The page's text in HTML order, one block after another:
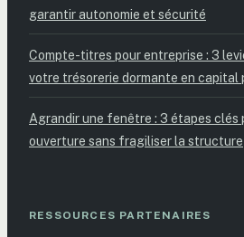
garantir autonomie et sécurité
Compte-titres pour entreprise : 3
votre trésorerie dormante en capital
Agrandir une fenêtre : 3 étapes clés
ouverture sans fragiliser la structure
RESSOURCES PARTENAIRES